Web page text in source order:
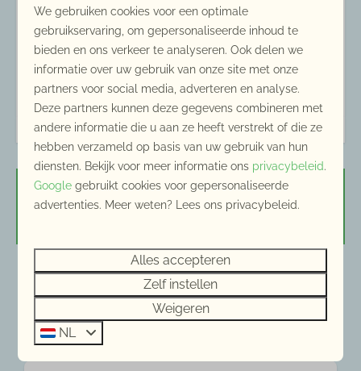
Toilet in badkamer
Wastafel
Slaapkamer
Eenpersoonsbedden: 6
Woonkamer
TV met beperkt Duitse kanalen
Haard: Houtkachel
Beschikbaarheid en prijs
2 gasten
Aankomst: 21 september 2026
We gebruiken cookies voor een optimale
gebruikservaring, om gepersonaliseerde inhoud te
bieden en ons verkeer te analyseren. Ook delen we
informatie over uw gebruik van onze site met onze
partners voor social media, adverteren en analyse.
Deze partners kunnen deze gegevens combineren met
andere informatie die u aan ze heeft verstrekt of die ze
hebben verzameld op basis van uw gebruik van hun
diensten. Bekijk voor meer informatie ons privacybeleid.
Google gebruikt cookies voor gepersonaliseerde
advertenties. Meer weten? Lees ons privacybeleid.
Alles accepteren
Zelf instellen
Weigeren
NL